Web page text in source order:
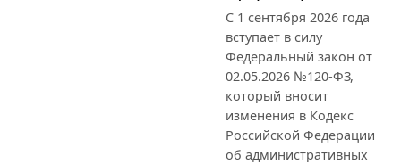
С 1 сентября 2026 года
вступает в силу
Федеральный закон от
02.05.2026 №120-ФЗ,
который вносит
изменения в Кодекс
Российской Федерации
об административных